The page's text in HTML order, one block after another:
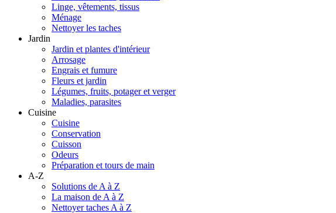
Linge, vêtements, tissus
Ménage
Nettoyer les taches
Jardin
Jardin et plantes d'intérieur
Arrosage
Engrais et fumure
Fleurs et jardin
Légumes, fruits, potager et verger
Maladies, parasites
Cuisine
Cuisine
Conservation
Cuisson
Odeurs
Préparation et tours de main
A-Z
Solutions de A à Z
La maison de A à Z
Nettoyer taches A à Z